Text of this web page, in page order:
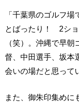
「千葉県のゴルフ
とばったり！ 2ショ
（笑）。沖縄で早
督、中田選手、坂
会いの場だと思って
また、御朱印集めに